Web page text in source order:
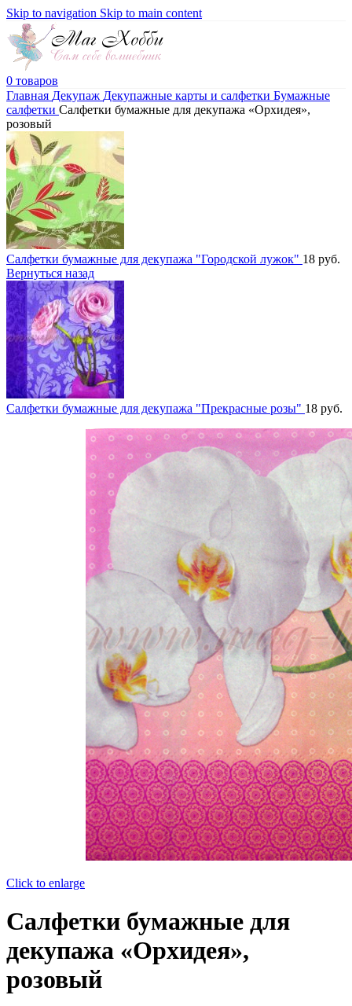
Skip to navigation Skip to main content
0 товаров
Главная Декупаж Декупажные карты и салфетки Бумажные
салфетки Салфетки бумажные для декупажа «Орхидея»,
розовый
Салфетки бумажные для декупажа "Городской лужок" 18 руб.
Вернуться назад
Салфетки бумажные для декупажа "Прекрасные розы" 18 руб.
Click to enlarge
Салфетки бумажные для
декупажа «Орхидея»,
розовый